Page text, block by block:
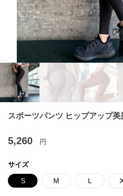
スポーツパンツ ヒップアップ
5,260 円
サイズ
S M L